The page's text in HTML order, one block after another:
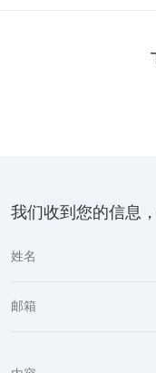
我们收到您的信息